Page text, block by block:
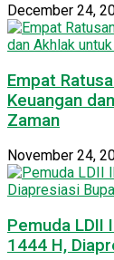
December 24,
Empat
Keuangan
Zaman
November 24,
Pemuda LDII
1444 H,